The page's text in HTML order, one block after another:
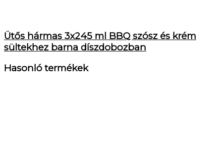
Ütős hármas 3x245 ml BBQ szósz és krém
sültekhez barna díszdobozban
Hasonló termékek